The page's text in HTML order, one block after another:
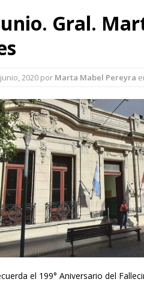
Gral.
2020 por Marta Mabel Pereyra
el 199° Aniversario del